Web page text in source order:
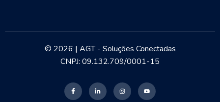
© 2026 | AGT - Soluções Conectadas
CNPJ: 09.132.709/0001-15